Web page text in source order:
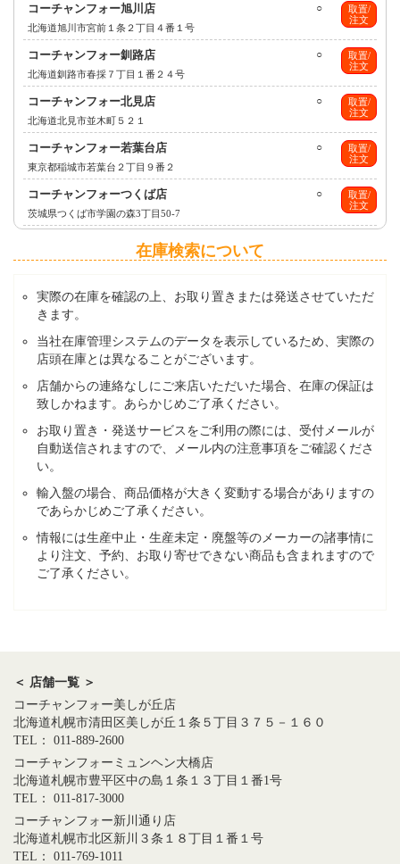
取置/
注文
○
コーチャンフォー旭川店
北海道旭川市宮前１条２丁目４番１号
取置/
注文
○
コーチャンフォー釧路店
北海道釧路市春採７丁目１番２４号
取置/
注文
○
コーチャンフォー北見店
北海道北見市並木町５２１
取置/
注文
○
コーチャンフォー若葉台店
東京都稲城市若葉台２丁目９番２
取置/
注文
○
コーチャンフォーつくば店
茨城県つくば市学園の森3丁目50-7
在庫検索について
実際の在庫を確認の上、お取り置きまたは発送させていただ
きます。
当社在庫管理システムのデータを表示しているため、実際の
店頭在庫とは異なることがございます。
店舗からの連絡なしにご来店いただいた場合、在庫の保証は
致しかねます。あらかじめご了承ください。
お取り置き・発送サービスをご利用の際には、受付メールが
自動送信されますので、メール内の注意事項をご確認くださ
い。
輸入盤の場合、商品価格が大きく変動する場合がありますの
であらかじめご了承ください。
情報には生産中止・生産未定・廃盤等のメーカーの諸事情に
より注文、予約、お取り寄せできない商品も含まれますので
ご了承ください。
＜ 店舗一覧 ＞
コーチャンフォー美しが丘店
北海道札幌市清田区美しが丘１条５丁目３７５－１６０
TEL： 011-889-2600
コーチャンフォーミュンヘン大橋店
北海道札幌市豊平区中の島１条１３丁目１番1号
TEL： 011-817-3000
コーチャンフォー新川通り店
北海道札幌市北区新川３条１８丁目１番１号
TEL： 011-769-1011